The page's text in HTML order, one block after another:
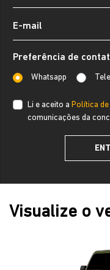
Preferência de
Whatsapp
Li e aceito a Política
comunicações da
Visualize o